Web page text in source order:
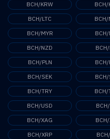
BCH/KRW
BCH/
BCH/LTC
BCH/
BCH/MYR
BCH/
BCH/NZD
BCH/PLN
BCH/
BCH/SEK
BCH/
BCH/TRY
BCH/
BCH/USD
BCH/XAG
BCH/XRP